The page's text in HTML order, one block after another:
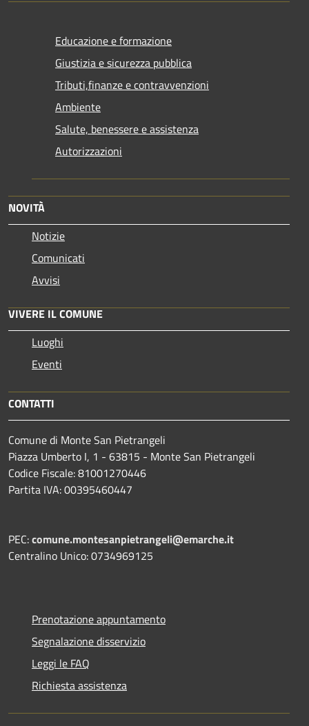
Educazione e formazione
Giustizia e sicurezza pubblica
Tributi,finanze e contravvenzioni
Ambiente
Salute, benessere e assistenza
Autorizzazioni
NOVITÀ
Notizie
Comunicati
Avvisi
VIVERE IL COMUNE
Luoghi
Eventi
CONTATTI
Comune di Monte San Pietrangeli
Piazza Umberto I, 1 - 63815 - Monte San Pietrangeli
Codice Fiscale: 81001270446
Partita IVA: 00395460447
PEC:comune.montesanpietrangeli@emarche.it
Centralino Unico: 0734969125
Prenotazione appuntamento
Segnalazione disservizio
Leggi le FAQ
Richiesta assistenza